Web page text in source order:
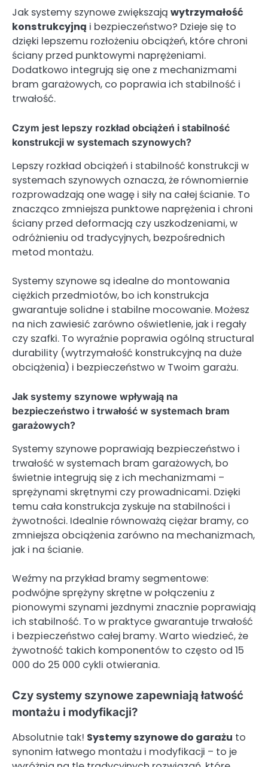
Jak systemy szynowe zwiększają wytrzymałość
konstrukcyjną i bezpieczeństwo? Dzieje się to
dzięki lepszemu rozłożeniu obciążeń, które chroni
ściany przed punktowymi naprężeniami.
Dodatkowo integrują się one z mechanizmami
bram garażowych, co poprawia ich stabilność i
trwałość.
Czym jest lepszy rozkład obciążeń i stabilność
konstrukcji w systemach szynowych?
Lepszy rozkład obciążeń i stabilność konstrukcji w
systemach szynowych oznacza, że równomiernie
rozprowadzają one wagę i siły na całej ścianie. To
znacząco zmniejsza punktowe naprężenia i chroni
ściany przed deformacją czy uszkodzeniami, w
odróżnieniu od tradycyjnych, bezpośrednich
metod montażu.
Systemy szynowe są idealne do montowania
ciężkich przedmiotów, bo ich konstrukcja
gwarantuje solidne i stabilne mocowanie. Możesz
na nich zawiesić zarówno oświetlenie, jak i regały
czy szafki. To wyraźnie poprawia ogólną structural
durability (wytrzymałość konstrukcyjną na duże
obciążenia) i bezpieczeństwo w Twoim garażu.
Jak systemy szynowe wpływają na
bezpieczeństwo i trwałość w systemach bram
garażowych?
Systemy szynowe poprawiają bezpieczeństwo i
trwałość w systemach bram garażowych, bo
świetnie integrują się z ich mechanizmami –
sprężynami skrętnymi czy prowadnicami. Dzięki
temu cała konstrukcja zyskuje na stabilności i
żywotności. Idealnie równoważą ciężar bramy, co
zmniejsza obciążenia zarówno na mechanizmach,
jak i na ścianie.
Weźmy na przykład bramy segmentowe:
podwójne sprężyny skrętne w połączeniu z
pionowymi szynami jezdnymi znacznie poprawiają
ich stabilność. To w praktyce gwarantuje trwałość
i bezpieczeństwo całej bramy. Warto wiedzieć, że
żywotność takich komponentów to często od 15
000 do 25 000 cykli otwierania.
Czy systemy szynowe zapewniają łatwość
montażu i modyfikacji?
Absolutnie tak! Systemy szynowe do garażu to
synonim łatwego montażu i modyfikacji – to je